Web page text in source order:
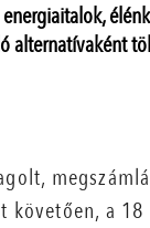
alternatívaként
követően, a